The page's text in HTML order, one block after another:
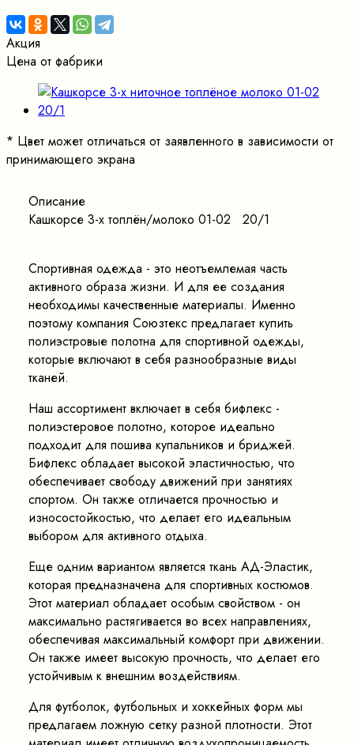
Акция
Цена от фабрики
* Цвет может отличаться от заявленного в зависимости от
принимающего экрана
Описание
Кашкорсе 3-х топлён/молоко 01-02 20/1
Спортивная одежда - это неотъемлемая часть
активного образа жизни. И для ее создания
необходимы качественные материалы. Именно
поэтому компания Союзтекс предлагает купить
полиэстровые полотна для спортивной одежды,
которые включают в себя разнообразные виды
тканей.
Наш ассортимент включает в себя бифлекс -
полиэстеровое полотно, которое идеально
подходит для пошива купальников и бриджей.
Бифлекс обладает высокой эластичностью, что
обеспечивает свободу движений при занятиях
спортом. Он также отличается прочностью и
износостойкостью, что делает его идеальным
выбором для активного отдыха.
Еще одним вариантом является ткань АД-Эластик,
которая предназначена для спортивных костюмов.
Этот материал обладает особым свойством - он
максимально растягивается во всех направлениях,
обеспечивая максимальный комфорт при движении.
Он также имеет высокую прочность, что делает его
устойчивым к внешним воздействиям.
Для футболок, футбольных и хоккейных форм мы
предлагаем ложную сетку разной плотности. Этот